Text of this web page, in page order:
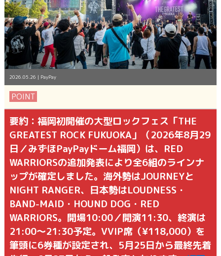
2026.05.26 | PayPay
POINT
要約：福岡初開催の大型ロックフェス「THE
GREATEST ROCK FUKUOKA」（2026年8月29
日／みずほPayPayドーム福岡）は、RED
WARRIORSの追加発表により全6組のラインナ
ップが確定しました。海外勢はJOURNEYと
NIGHT RANGER、日本勢はLOUDNESS・
BAND-MAID・HOUND DOG・RED
WARRIORS。開場10:00／開演11:30、終演は
21:00〜21:30予定。VVIP席（¥118,000）を
筆頭に6券種が設定され、5月25日から最終先着